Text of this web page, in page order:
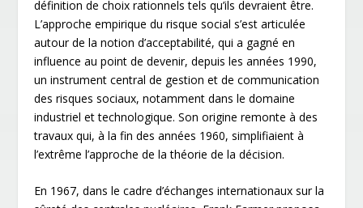
définition de choix rationnels tels qu’ils devraient être.
L’approche empirique du risque social s’est articulée
autour de la notion d’acceptabilité, qui a gagné en
influence au point de devenir, depuis les années 1990,
un instrument central de gestion et de communication
des risques sociaux, notamment dans le domaine
industriel et technologique. Son origine remonte à des
travaux qui, à la fin des années 1960, simplifiaient à
l’extrême l’approche de la théorie de la décision.
En 1967, dans le cadre d’échanges internationaux sur la